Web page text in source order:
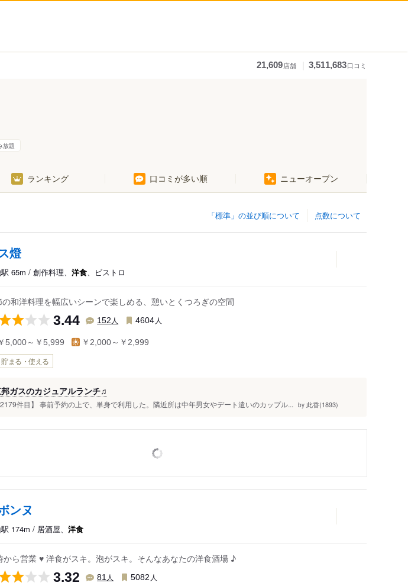
21,609店舗 3,511,683口コミ
黒川・大曽根・矢田
名古屋市西部
名古屋市北部
放題
ランキング 口コミが多い順 ニューオープン
点数について
「標準」の並び順について
燈
65m / 創作料理、 洋食、ビストロ
の和洋料理を幅広いシーンで楽しめる、憩いとくつろぎの空間
3.44 152 人 4604 人
5,000～￥5,999 ￥2,000～￥2,999
貯まる・使える
ガスのカジュアルランチ♫
2179件目】 事前予約の上で、単身で利用した。隣近所は中年男女やデート遣いのカップル... by 此香(1893)
ンヌ
174m / 居酒屋、 洋食
から営業 ♥ 洋食がスキ。泡がスキ。そんなあなたの洋食酒場 ♪
3.32 81 人 5082 人